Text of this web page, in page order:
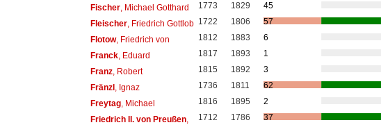
Fischer, Michael Gotthard 1773 1829
45
Fleischer, Friedrich Gottlob 1722 1806
57
Flotow, Friedrich von 1812 1883
6
Franck, Eduard 1817 1893
1
Franz, Robert 1815 1892
3
Fränzl, Ignaz 1736 1811
62
Freytag, Michael 1816 1895
2
Friedrich II. von Preußen, 1712 1786
37